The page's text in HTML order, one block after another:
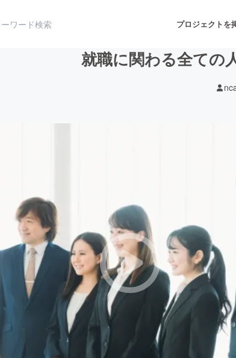
プロジェクトを
ゲーム・サービス
映像・映画
ビジネス・起業 チャレンジ
まちづくり・地域活性化
就職に関わる全ての